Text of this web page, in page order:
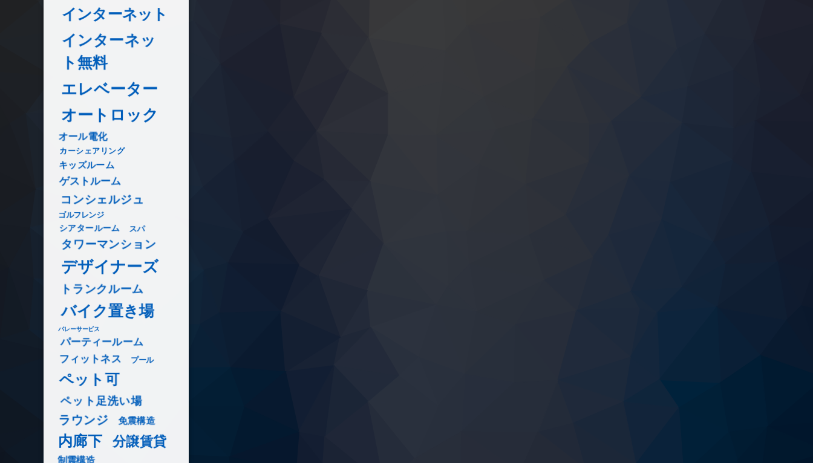
インターネット
インターネッ
ト無料
エレベーター
オートロック
オール電化
カーシェアリング
キッズルーム
ゲストルーム
コンシェルジュ
ゴルフレンジ
シアタールーム スパ
タワーマンション
デザイナーズ
トランクルーム
バイク置き場
バレーサービス
パーティールーム
フィットネス プール
ペット可
ペット足洗い場
ラウンジ 免震構造
内廊下 分譲賃貸
制震構造